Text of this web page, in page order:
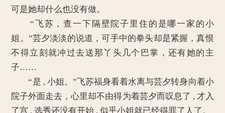
可是她却什么也没有做。
“飞苏，查一下隔壁院子里住的是哪一家的小
姐。”芸夕淡淡的说道，可手中的拳头却是紧握，真恨
不得立刻就冲过去送那丫头几个巴掌，还有她的主
子……
“是 , 小姐。”飞苏福身看着水离与芸夕转身向着小
院子外面走去，心里却不由得为着芸夕而叹息了 , 才入
了宫 , 选秀还没有开始 , 似乎小姐就已经得罪了人了。